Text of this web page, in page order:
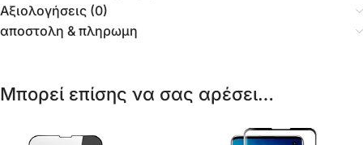
Αξιολογήσεις (0)
αποστολη & πληρωμη
Μπορεί επίσης να σας αρέσει…